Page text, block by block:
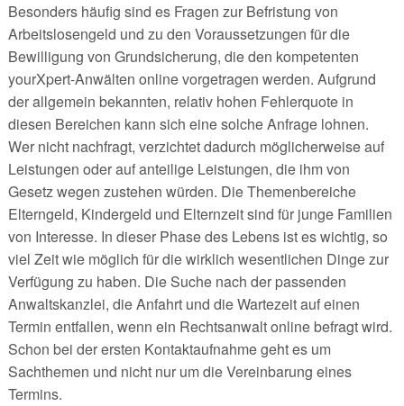
Besonders häufig sind es Fragen zur Befristung von
Arbeitslosengeld und zu den Voraussetzungen für die
Bewilligung von Grundsicherung, die den kompetenten
yourXpert-Anwälten online vorgetragen werden. Aufgrund
der allgemein bekannten, relativ hohen Fehlerquote in
diesen Bereichen kann sich eine solche Anfrage lohnen.
Wer nicht nachfragt, verzichtet dadurch möglicherweise auf
Leistungen oder auf anteilige Leistungen, die ihm von
Gesetz wegen zustehen würden. Die Themenbereiche
Elterngeld, Kindergeld und Elternzeit sind für junge Familien
von Interesse. In dieser Phase des Lebens ist es wichtig, so
viel Zeit wie möglich für die wirklich wesentlichen Dinge zur
Verfügung zu haben. Die Suche nach der passenden
Anwaltskanzlei, die Anfahrt und die Wartezeit auf einen
Termin entfallen, wenn ein Rechtsanwalt online befragt wird.
Schon bei der ersten Kontaktaufnahme geht es um
Sachthemen und nicht nur um die Vereinbarung eines
Termins.